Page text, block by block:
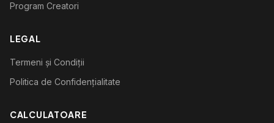
Program Creatori
LEGAL
Termeni și Condiții
Politica de Confidențialitate
CALCULATOARE